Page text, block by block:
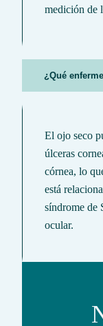
medición de
¿Qué
El ojo seco
úlceras
córnea, lo
está
síndrome de
ocular.